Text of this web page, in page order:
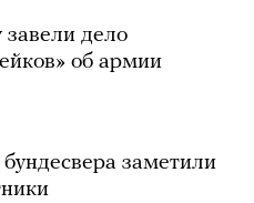
дело
об армии
заметили